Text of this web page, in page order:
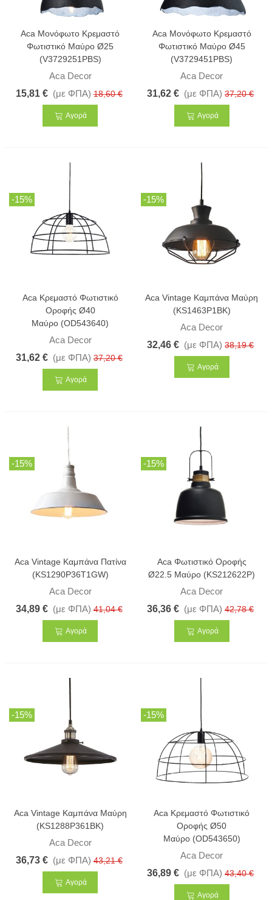
Aca Μονόφωτο Κρεμαστό
Φωτιστικό Μαύρο Ø25
(V3729251PBS)
Aca Decor
15,81 € (με ΦΠΑ) 18,60 €
Αγορά
Aca Μονόφωτο Κρεμαστό
Φωτιστικό Μαύρο Ø45
(V3729451PBS)
Aca Decor
31,62 € (με ΦΠΑ) 37,20 €
Αγορά
-15%
Aca Κρεμαστό Φωτιστικό
Οροφής Ø40
Μαύρο (OD543640)
Aca Decor
31,62 € (με ΦΠΑ) 37,20 €
Αγορά
-15%
Aca Vintage Καμπάνα Μαύρη
(KS1463P1BK)
Aca Decor
32,46 € (με ΦΠΑ) 38,19 €
Αγορά
-15%
Aca Vintage Καμπάνα Πατίνα
(KS1290P36T1GW)
Aca Decor
34,89 € (με ΦΠΑ) 41,04 €
Αγορά
-15%
Aca Φωτιστικό Οροφής
Ø22.5 Μαύρο (KS212622P)
Aca Decor
36,36 € (με ΦΠΑ) 42,78 €
Αγορά
-15%
Aca Vintage Καμπάνα Μαύρη
(KS1288P361BK)
Aca Decor
36,73 € (με ΦΠΑ) 43,21 €
Αγορά
-15%
Aca Κρεμαστό Φωτιστικό
Οροφής Ø50
Μαύρο (OD543650)
Aca Decor
36,89 € (με ΦΠΑ) 43,40 €
Αγορά